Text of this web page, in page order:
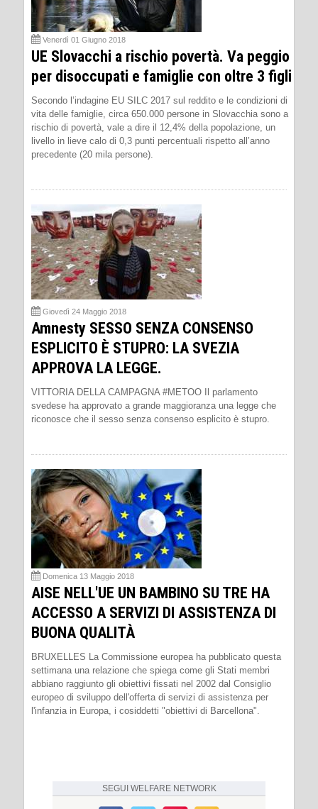
Venerdì 01 Giugno 2018
UE Slovacchi a rischio povertà. Va peggio
per disoccupati e famiglie con oltre 3 figli
Secondo l’indagine EU SILC 2017 sul reddito e le condizioni di
vita delle famiglie, circa 650.000 persone in Slovacchia sono a
rischio di povertà, vale a dire il 12,4% della popolazione, un
livello in lieve calo di 0,3 punti percentuali rispetto all’anno
precedente (20 mila persone).
Giovedì 24 Maggio 2018
Amnesty SESSO SENZA CONSENSO
ESPLICITO È STUPRO: LA SVEZIA
APPROVA LA LEGGE.
VITTORIA DELLA CAMPAGNA #METOO Il parlamento
svedese ha approvato a grande maggioranza una legge che
riconosce che il sesso senza consenso esplicito è stupro.
Domenica 13 Maggio 2018
AISE NELL'UE UN BAMBINO SU TRE HA
ACCESSO A SERVIZI DI ASSISTENZA DI
BUONA QUALITÀ
BRUXELLES La Commissione europea ha pubblicato questa
settimana una relazione che spiega come gli Stati membri
abbiano raggiunto gli obiettivi fissati nel 2002 dal Consiglio
europeo di sviluppo dell'offerta di servizi di assistenza per
l'infanzia in Europa, i cosiddetti "obiettivi di Barcellona".
SEGUI WELFARE NETWORK